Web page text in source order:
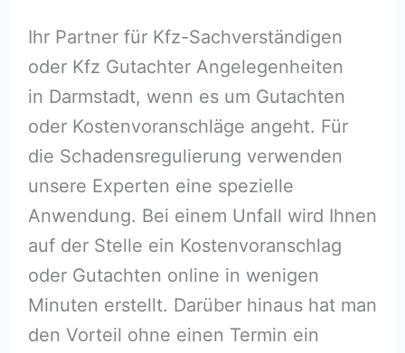
Ihr Partner für Kfz-Sachverständigen
oder Kfz Gutachter Angelegenheiten
in Darmstadt, wenn es um Gutachten
oder Kostenvoranschläge angeht. Für
die Schadensregulierung verwenden
unsere Experten eine spezielle
Anwendung. Bei einem Unfall wird Ihnen
auf der Stelle ein Kostenvoranschlag
oder Gutachten online in wenigen
Minuten erstellt. Darüber hinaus hat man
den Vorteil ohne einen Termin ein